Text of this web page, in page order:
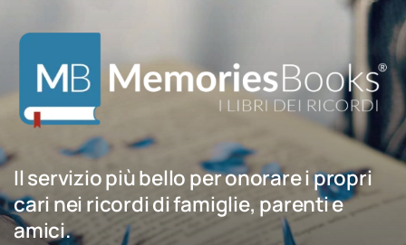
Il servizio più bello per onorare i propri
cari nei ricordi di famiglie, parenti e
amici.